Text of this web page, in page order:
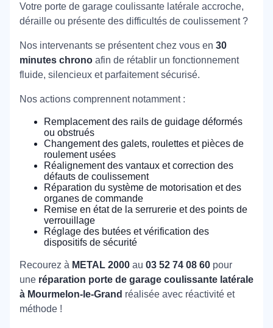
Votre porte de garage coulissante latérale accroche,
déraille ou présente des difficultés de coulissement ?
Nos intervenants se présentent chez vous en 30
minutes chrono afin de rétablir un fonctionnement
fluide, silencieux et parfaitement sécurisé.
Nos actions comprennent notamment :
Remplacement des rails de guidage déformés
ou obstrués
Changement des galets, roulettes et pièces de
roulement usées
Réalignement des vantaux et correction des
défauts de coulissement
Réparation du système de motorisation et des
organes de commande
Remise en état de la serrurerie et des points de
verrouillage
Réglage des butées et vérification des
dispositifs de sécurité
Recourez à METAL 2000 au 03 52 74 08 60 pour
une réparation porte de garage coulissante latérale
à Mourmelon-le-Grand réalisée avec réactivité et
méthode !